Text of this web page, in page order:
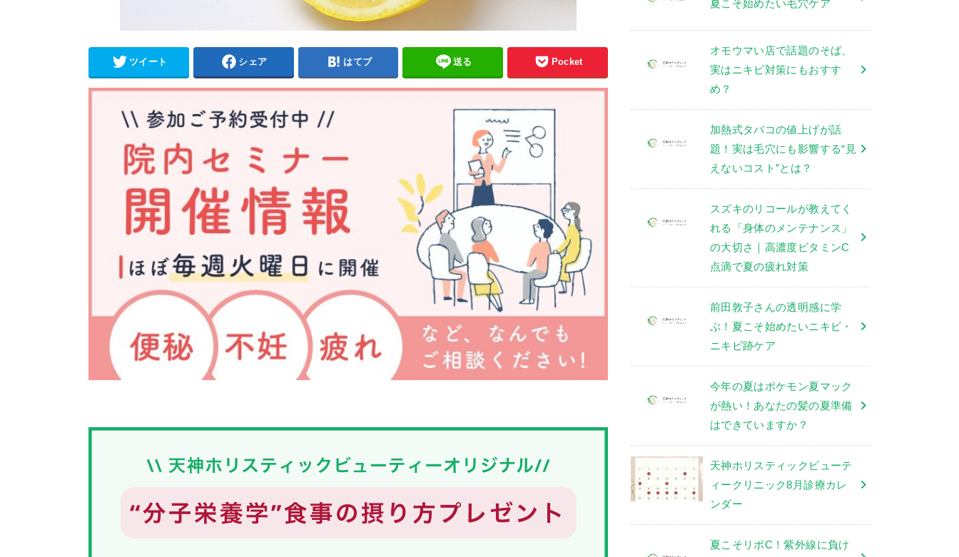
ツイート シェア はてブ 送る Pocket
夏こそ始めたい毛穴ケア
オモウマい店で話題のそば、
実はニキビ対策にもおすす
め？
加熱式タバコの値上げが話
題！実は毛穴にも影響する“見
えないコスト”とは？
スズキのリコールが教えてく
れる「身体のメンテナンス」
の大切さ｜高濃度ビタミンC
点滴で夏の疲れ対策
前田敦子さんの透明感に学
ぶ！夏こそ始めたいニキビ・
ニキビ跡ケア
今年の夏はポケモン夏マック
が熱い！あなたの髪の夏準備
はできていますか？
天神ホリスティックビューテ
ィークリニック8月診療カレ
ンダー
夏こそリポC！紫外線に負け